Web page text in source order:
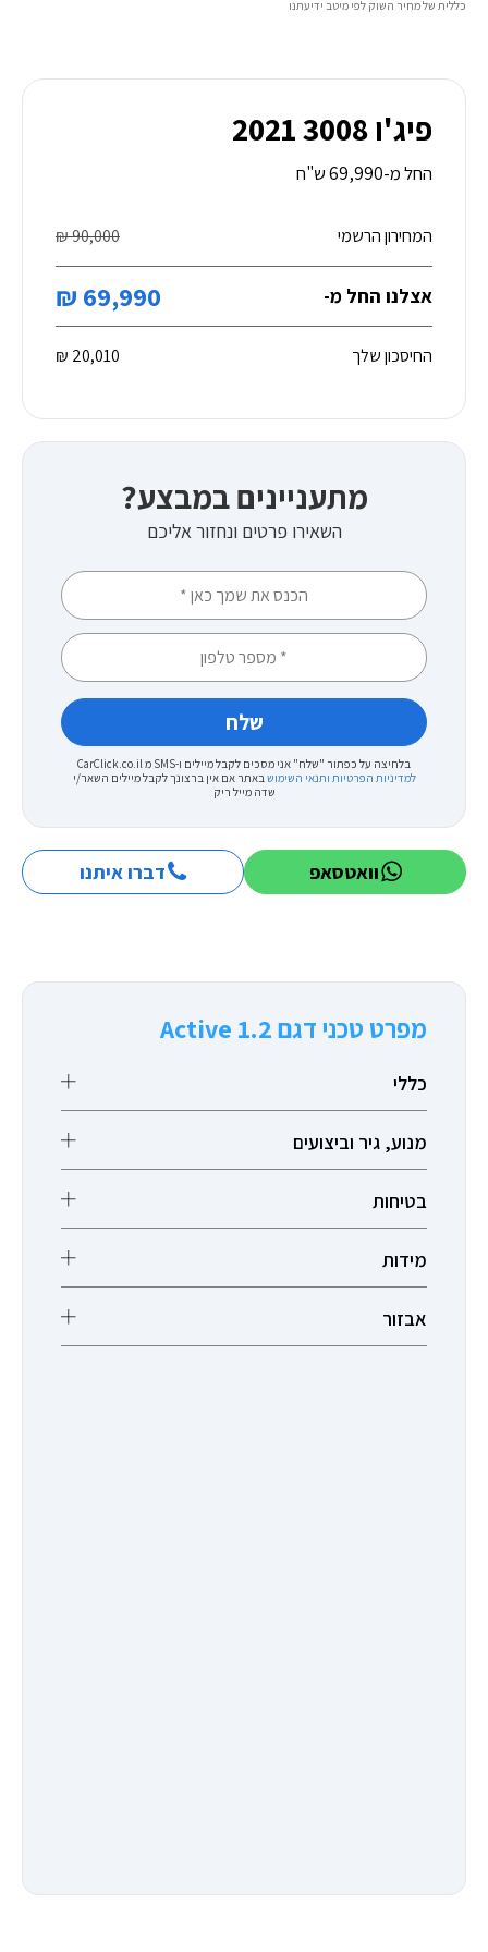
כללית של מחיר השוק לפי מיטב ידיעתנו
פיג'ו 3008 2021
החל מ-69,990 ש"ח
המחירון הרשמי 90,000 ₪
אצלנו החל מ- 69,990 ₪
החיסכון שלך 20,010 ₪
מתעניינים במבצע?
השאירו פרטים ונחזור אליכם
בלחיצה על כפתור "שלח" אני מסכים לקבל מיילים ו-SMS מ CarClick.co.il
למדיניות הפרטיות ותנאי השימושבאתר אם אין ברצונך לקבל מיילים השאר/י
שדה מייל ריק
וואטסאפ דברו איתנו
מפרט טכני דגם 1.2 Active
כללי
מנוע, גיר וביצועים
בטיחות
מידות
אבזור